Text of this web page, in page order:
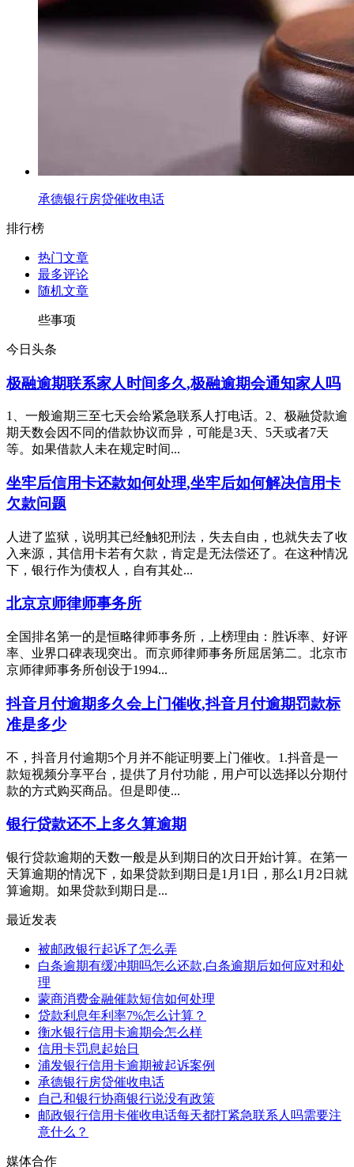
承德银行房贷催收电话
排行榜
热门文章
最多评论
随机文章
些事项
今日头条
极融逾期联系家人时间多久,极融逾期会通知家人吗
1、一般逾期三至七天会给紧急联系人打电话。2、极融贷款逾
期天数会因不同的借款协议而异，可能是3天、5天或者7天
等。如果借款人未在规定时间...
坐牢后信用卡还款如何处理,坐牢后如何解决信用卡
欠款问题
人进了监狱，说明其已经触犯刑法，失去自由，也就失去了收
入来源，其信用卡若有欠款，肯定是无法偿还了。在这种情况
下，银行作为债权人，自有其处...
北京京师律师事务所
全国排名第一的是恒略律师事务所，上榜理由：胜诉率、好评
率、业界口碑表现突出。而京师律师事务所屈居第二。北京市
京师律师事务所创设于1994...
抖音月付逾期多久会上门催收,抖音月付逾期罚款标
准是多少
不，抖音月付逾期5个月并不能证明要上门催收。1.抖音是一
款短视频分享平台，提供了月付功能，用户可以选择以分期付
款的方式购买商品。但是即使...
银行贷款还不上多久算逾期
银行贷款逾期的天数一般是从到期日的次日开始计算。在第一
天算逾期的情况下，如果贷款到期日是1月1日，那么1月2日就
算逾期。如果贷款到期日是...
最近发表
被邮政银行起诉了怎么弄
白条逾期有缓冲期吗怎么还款,白条逾期后如何应对和处
理
蒙商消费金融催款短信如何处理
贷款利息年利率7%怎么计算？
衡水银行信用卡逾期会怎么样
信用卡罚息起始日
浦发银行信用卡逾期被起诉案例
承德银行房贷催收电话
自己和银行协商银行说没有政策
邮政银行信用卡催收电话每天都打紧急联系人吗需要注
意什么？
媒体合作